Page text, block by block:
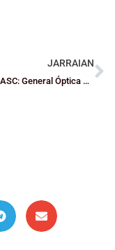
JARRAIAN
FF CAD MASC: General Óptica Berrio Otxoa, campeón ante un constante Getxo SBT (62-54)